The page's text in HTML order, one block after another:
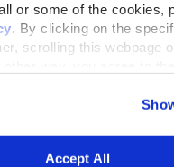
or some of the cookies,
. By clicking on the
scrolling this webpage
Accept All